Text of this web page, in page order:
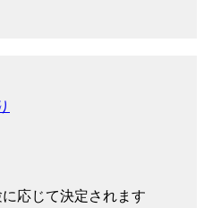
応じて決定されます